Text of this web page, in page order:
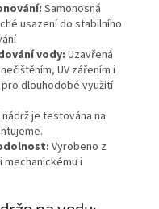
Samonosná
usazení do stabilního
vody: Uzavřená
UV zářením i
dlouhodobé využití
nádrž je testována na
Vyrobeno z
i